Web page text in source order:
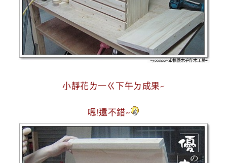
小靜花ㄌ一ㄍ下午ㄉ成果~
嗯!還不錯~